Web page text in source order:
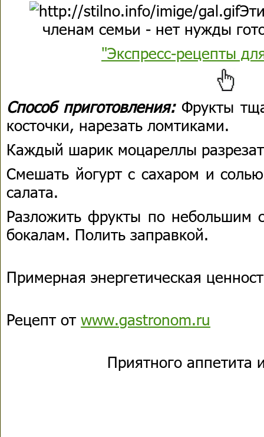
членам семьи - нет нужды
"Экспресс-рецепты
Способ приготовления: Фрукты
косточки, нарезать ломтиками.
Каждый шарик моцареллы
Смешать йогурт с сахаром и
салата.
Разложить фрукты по небольшим
бокалам. Полить заправкой.
Примерная энергетическая
Рецепт от www.gastronom.ru
Приятного аппетита